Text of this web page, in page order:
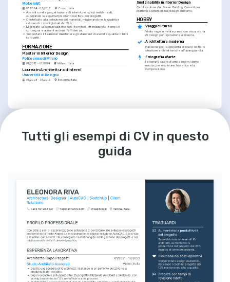
Molteni&C
05/2014 - 05/2016 Como, Italia
• Assistito nella progettazione di interni per spazi residenziali,
superando le aspettative clienti nel 90% dei progetti.
• Contribuito alla selezione dei materiali, migliorandone la qualità e
riducendo i costi globali del 15%.
• Migliorato la comunicazione con i fornitori, ottimizzando i tempi di
consegna e aumentandone l'efficienza.
• Supportato il team nel mantenere gli standard di elevata qualità in tutti
i progetti.
FORMAZIONE
Master in Interior Design
Politecnico di Milano
01/2012 - 01/2014 Milano, Italia
Laurea in Architettura d'Interni
Università di Bologna
01/2008 - 01/2012 Bologna, Italia
Sustainability in Interior Design
Certificazione del Green Building Council per
pratiche sostenibili nel design d'interni.
HOBBY
Viaggi culturali
Visito regolarmente paesi con ricca storia
di design per ispirazione e ricerca.
Architettura moderna
Passione per la scoperta di nuovi edifici e
strutture architettoniche all'avanguardia.
Fotografia d'arte
Fotografo opere d'arte d'interni come
mezzo per esplorare l'estetica e la
composizione.
Madrelingua Eccellente
Tutti gli esempi di CV in questo
guida